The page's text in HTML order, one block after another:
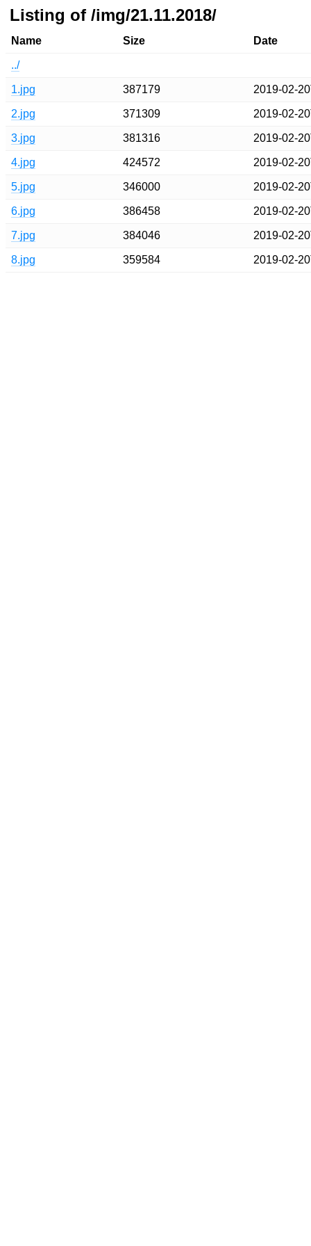
Listing of /img/21.11.2018/
Name Size Date
../
1.jpg 387179 2019-02-
2.jpg 371309 2019-02-
3.jpg 381316 2019-02-
4.jpg 424572 2019-02-
5.jpg 346000 2019-02-
6.jpg 386458 2019-02-
7.jpg 384046 2019-02-
8.jpg 359584 2019-02-